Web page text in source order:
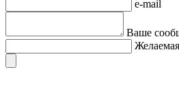
e-mail
Ваше